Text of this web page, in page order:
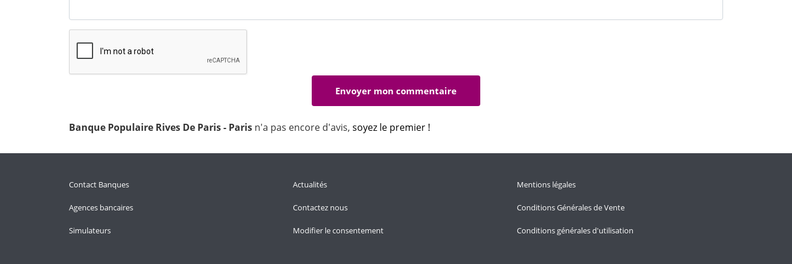
Banque Populaire Rives De Paris - Paris n'a pas encore d'avis, soyez le premier !
Contact Banques
Agences bancaires
Simulateurs
Actualités
Contactez nous
Modifier le consentement
Mentions légales
Conditions Générales de Vente
Conditions générales d'utilisation